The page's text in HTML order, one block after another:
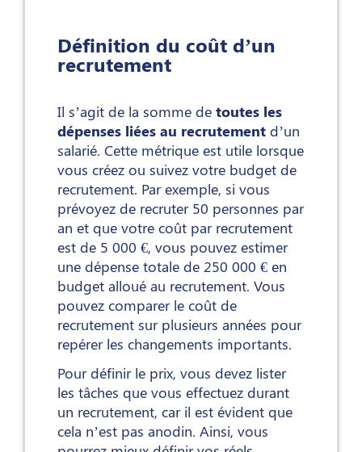
Définition du coût d’un
recrutement
Il s’agit de la somme de toutes les
dépenses liées au recrutement d’un
salarié. Cette métrique est utile lorsque
vous créez ou suivez votre budget de
recrutement. Par exemple, si vous
prévoyez de recruter 50 personnes par
an et que votre coût par recrutement
est de 5 000 €, vous pouvez estimer
une dépense totale de 250 000 € en
budget alloué au recrutement. Vous
pouvez comparer le coût de
recrutement sur plusieurs années pour
repérer les changements importants.
Pour définir le prix, vous devez lister
les tâches que vous effectuez durant
un recrutement, car il est évident que
cela n’est pas anodin. Ainsi, vous